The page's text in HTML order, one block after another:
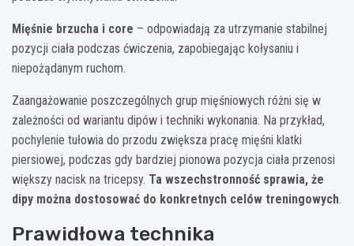
Mięśnie brzucha i core – odpowiadają za utrzymanie stabilnej
pozycji ciała podczas ćwiczenia, zapobiegając kołysaniu i
niepożądanym ruchom.
Zaangażowanie poszczególnych grup mięśniowych różni się w
zależności od wariantu dipów i techniki wykonania. Na przykład,
pochylenie tułowia do przodu zwiększa pracę mięśni klatki
piersiowej, podczas gdy bardziej pionowa pozycja ciała przenosi
większy nacisk na tricepsy. Ta wszechstronność sprawia, że
dipy można dostosować do konkretnych celów treningowych.
Prawidłowa technika